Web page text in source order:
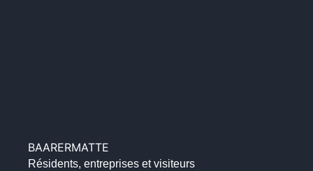
BAARERMATTE
Résidents, entreprises et visiteurs